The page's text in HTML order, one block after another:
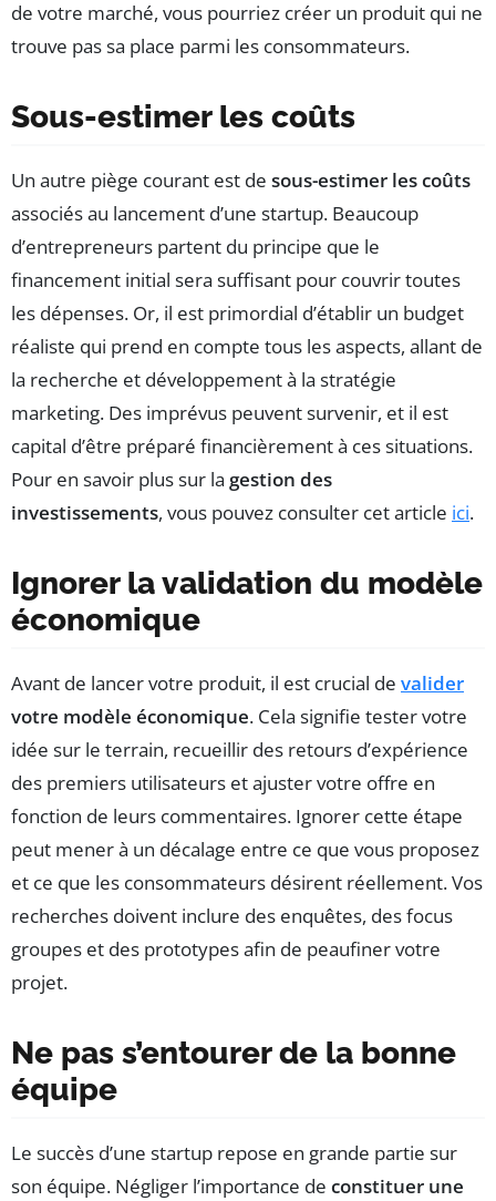
de votre marché, vous pourriez créer un produit qui ne
trouve pas sa place parmi les consommateurs.
Sous-estimer les coûts
Un autre piège courant est de sous-estimer les coûts
associés au lancement d’une startup. Beaucoup
d’entrepreneurs partent du principe que le
financement initial sera suffisant pour couvrir toutes
les dépenses. Or, il est primordial d’établir un budget
réaliste qui prend en compte tous les aspects, allant de
la recherche et développement à la stratégie
marketing. Des imprévus peuvent survenir, et il est
capital d’être préparé financièrement à ces situations.
Pour en savoir plus sur la gestion des
investissements, vous pouvez consulter cet article ici.
Ignorer la validation du modèle
économique
Avant de lancer votre produit, il est crucial de valider
votre modèle économique. Cela signifie tester votre
idée sur le terrain, recueillir des retours d’expérience
des premiers utilisateurs et ajuster votre offre en
fonction de leurs commentaires. Ignorer cette étape
peut mener à un décalage entre ce que vous proposez
et ce que les consommateurs désirent réellement. Vos
recherches doivent inclure des enquêtes, des focus
groupes et des prototypes afin de peaufiner votre
projet.
Ne pas s’entourer de la bonne
équipe
Le succès d’une startup repose en grande partie sur
son équipe. Négliger l’importance de constituer une